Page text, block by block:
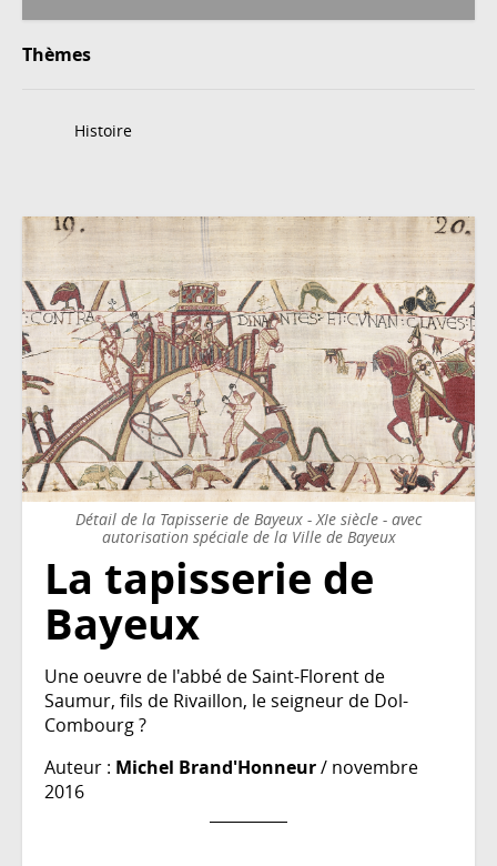
Thèmes
Histoire
Détail de la Tapisserie de Bayeux - XIe siècle - avec
autorisation spéciale de la Ville de Bayeux
La tapisserie de
Bayeux
Une oeuvre de l'abbé de Saint-Florent de
Saumur, fils de Rivaillon, le seigneur de Dol-
Combourg ?
Auteur : Michel Brand'Honneur/ novembre
2016